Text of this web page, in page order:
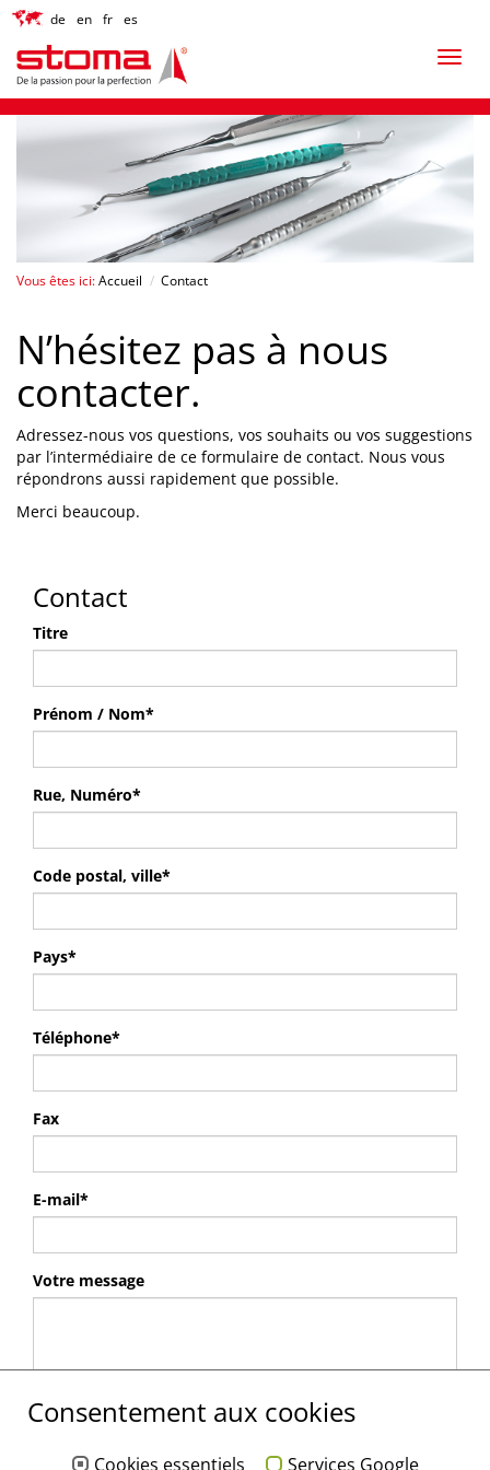
Vous êtes ici:Accueil / Contact
N’hésitez pas à nous
contacter.
Adressez-nous vos questions, vos souhaits ou vos suggestions
par l’intermédiaire de ce formulaire de contact. Nous vous
répondrons aussi rapidement que possible.
Merci beaucoup.
Contact
Titre
Prénom / Nom*
Rue, Numéro*
Code postal, ville*
Pays*
Téléphone*
Fax
E-mail*
Votre message
Consentement aux cookies
Cookies essentiels Services Google
de en fr es